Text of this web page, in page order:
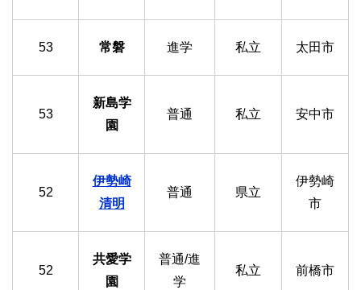
53 常磐 進学 私立 太田市
53
新島学
園
普通 私立 安中市
52
伊勢崎
清明
普通 県立
伊勢崎
市
52
共愛学
園
普通/進
学
私立 前橋市